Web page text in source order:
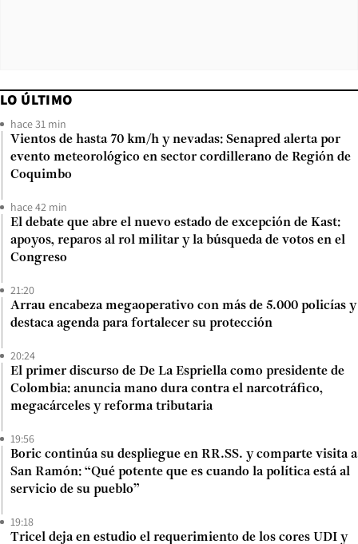
LO ÚLTIMO
hace 31 min
Vientos de hasta 70 km/h y nevadas: Senapred alerta por
evento meteorológico en sector cordillerano de Región de
Coquimbo
hace 42 min
El debate que abre el nuevo estado de excepción de Kast:
apoyos, reparos al rol militar y la búsqueda de votos en el
Congreso
21:20
Arrau encabeza megaoperativo con más de 5.000 policías y
destaca agenda para fortalecer su protección
20:24
El primer discurso de De La Espriella como presidente de
Colombia: anuncia mano dura contra el narcotráfico,
megacárceles y reforma tributaria
19:56
Boric continúa su despliegue en RR.SS. y comparte visita a
San Ramón: “Qué potente que es cuando la política está al
servicio de su pueblo”
19:18
Tricel deja en estudio el requerimiento de los cores UDI y